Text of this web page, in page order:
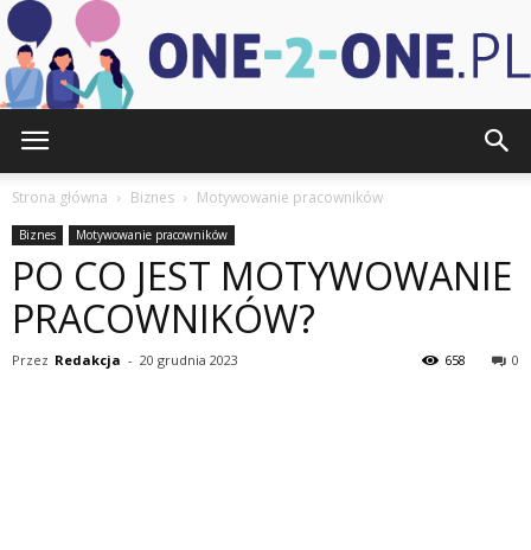
2-
Strona główna Biznes Motywowanie pracowników
Biznes Motywowanie pracowników
PO CO JEST MOTYWOWANIE
PRACOWNIKÓW?
Przez Redakcja - 20 grudnia 2023 0
658